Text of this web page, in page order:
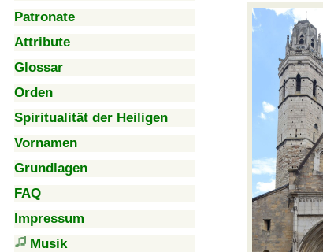
Patronate
Attribute
Glossar
Orden
Spiritualität der Heiligen
Vornamen
Grundlagen
FAQ
Impressum
Musik